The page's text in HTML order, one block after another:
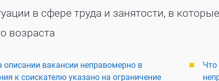
в сфере труда и занятости, в
возраста
описании вакансии неправомерно в
к соискателю указано на ограничение
Что